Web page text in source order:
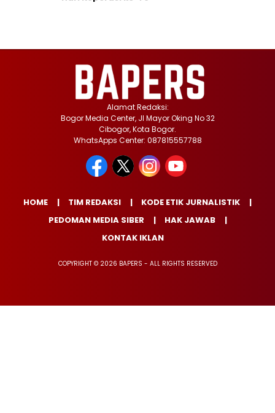
Alamat Redaksi:
Bogor Media Center, Jl Mayor Oking No 32
Cibogor, Kota Bogor.
WhatsApps Center: 087815557788
HOME TIM REDAKSI
KODE ETIK JURNALISTIK
PEDOMAN MEDIA SIBER
HAK JAWAB
KONTAK IKLAN
COPYRIGHT © 2026 BAPERS - ALL RIGHTS RESERVED